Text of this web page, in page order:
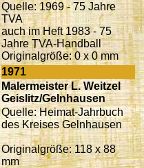
Quelle: 1969 - 75 Jahre
TVA
auch im Heft 1983 - 75
Jahre TVA-Handball
Originalgröße: 0 x 0 mm
1971
Malermeister L. Weitzel
Geislitz/Gelnhausen
Quelle: Heimat-Jahrbuch
des Kreises Gelnhausen
Originalgröße: 118 x 88
mm